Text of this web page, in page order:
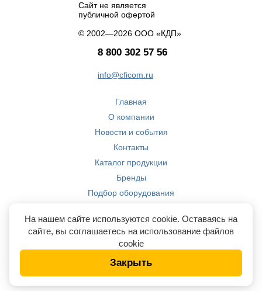
Сайт не является
публичной офертой
© 2002—2026 ООО «КДП»
8 800 302 57 56
info@cficom.ru
Главная
О компании
Новости и события
Контакты
Каталог продукции
Бренды
Подбор оборудования
Компетенции
На нашем сайте используются cookie. Оставаясь на
сайте, вы соглашаетесь на использование файлов
cookie
Закрыть